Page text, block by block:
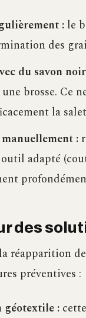
:le
des
du savon
une brosse. Ce
la
:
outil adapté
des
réapparition
préventives :
: